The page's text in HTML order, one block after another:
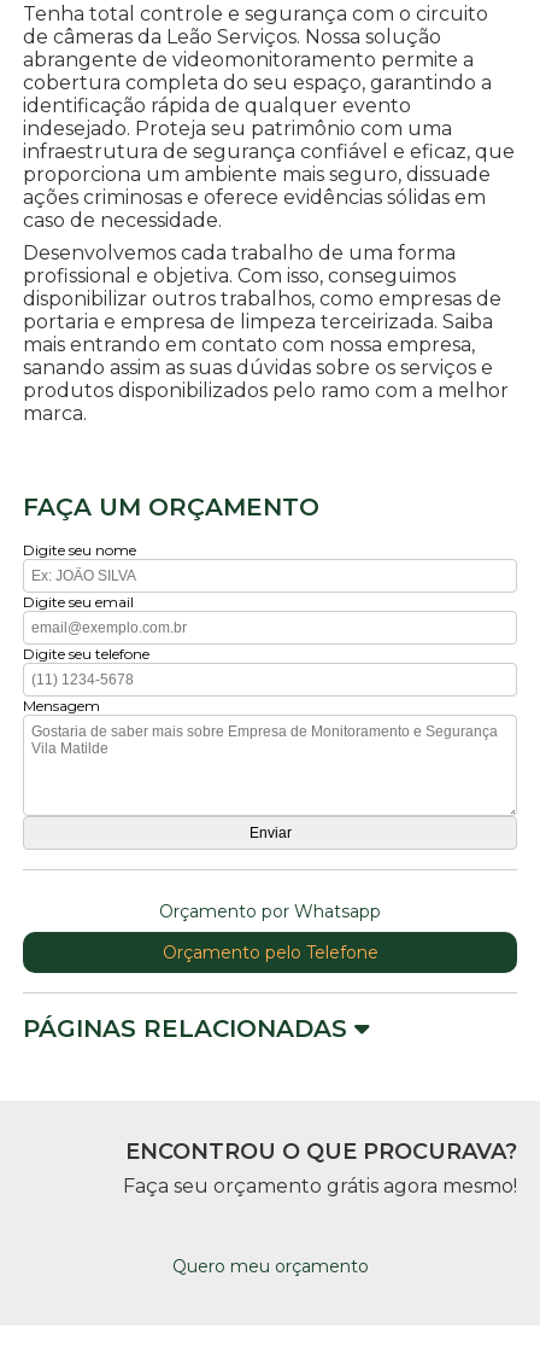
Tenha total controle e segurança com o circuito
de câmeras da Leão Serviços. Nossa solução
abrangente de videomonitoramento permite a
cobertura completa do seu espaço, garantindo a
identificação rápida de qualquer evento
indesejado. Proteja seu patrimônio com uma
infraestrutura de segurança confiável e eficaz, que
proporciona um ambiente mais seguro, dissuade
ações criminosas e oferece evidências sólidas em
caso de necessidade.
Desenvolvemos cada trabalho de uma forma
profissional e objetiva. Com isso, conseguimos
disponibilizar outros trabalhos, como empresas de
portaria e empresa de limpeza terceirizada. Saiba
mais entrando em contato com nossa empresa,
sanando assim as suas dúvidas sobre os serviços e
produtos disponibilizados pelo ramo com a melhor
marca.
FAÇA UM ORÇAMENTO
Digite seu nome
Digite seu email
Digite seu telefone
Mensagem
Orçamento por Whatsapp
Orçamento pelo Telefone
PÁGINAS RELACIONADAS
ENCONTROU O QUE PROCURAVA?
Faça seu orçamento grátis agora mesmo!
Quero meu orçamento